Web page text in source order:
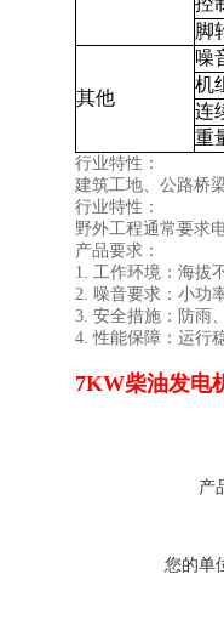
脚
其他
噪
机
连
重
行业特性：
建筑工地、公路桥
行业特性：
野外工程通常要求
产品要求：
1. 工作环境：海拔
2. 噪音要求：小功
3. 安全措施：防雨
4. 性能保障：运行
7KW柴油发电
产
您的单